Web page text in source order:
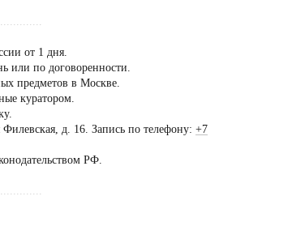
от 1 дня.
или по договоренности.
предметов в Москве.
куратором.
д. 16. Запись по телефону: +7
РФ.